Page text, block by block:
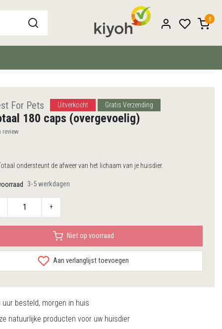
0
For Pets Uitverkocht Gratis Verzending
180 caps (overgevoelig)
review
ondersteunt de afweer van het lichaam van je huisdier.
3-5 werkdagen
+
Niet op voorraad
Aan verlanglijst toevoegen
uur besteld, morgen in huis
natuurlijke producten voor uw huisdier